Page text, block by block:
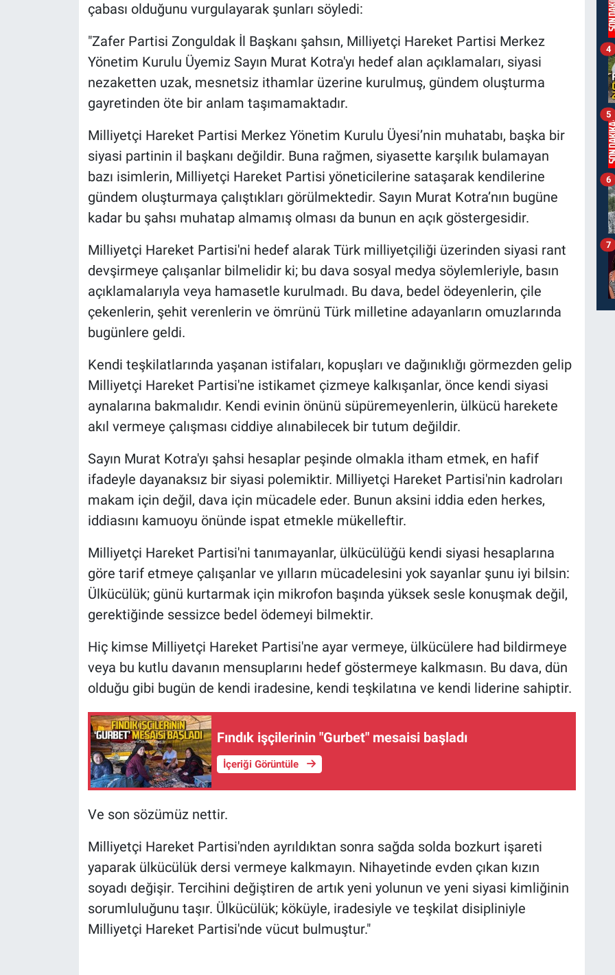
çabası olduğunu vurgulayarak şunları söyledi:
"Zafer Partisi Zonguldak İl Başkanı şahsın, Milliyetçi Hareket Partisi Merkez
Yönetim Kurulu Üyemiz Sayın Murat Kotra'yı hedef alan açıklamaları, siyasi
nezaketten uzak, mesnetsiz ithamlar üzerine kurulmuş, gündem oluşturma
gayretinden öte bir anlam taşımamaktadır.
Milliyetçi Hareket Partisi Merkez Yönetim Kurulu Üyesi’nin muhatabı, başka bir
siyasi partinin il başkanı değildir. Buna rağmen, siyasette karşılık bulamayan
bazı isimlerin, Milliyetçi Hareket Partisi yöneticilerine sataşarak kendilerine
gündem oluşturmaya çalıştıkları görülmektedir. Sayın Murat Kotra’nın bugüne
kadar bu şahsı muhatap almamış olması da bunun en açık göstergesidir.
Milliyetçi Hareket Partisi'ni hedef alarak Türk milliyetçiliği üzerinden siyasi rant
devşirmeye çalışanlar bilmelidir ki; bu dava sosyal medya söylemleriyle, basın
açıklamalarıyla veya hamasetle kurulmadı. Bu dava, bedel ödeyenlerin, çile
çekenlerin, şehit verenlerin ve ömrünü Türk milletine adayanların omuzlarında
bugünlere geldi.
Kendi teşkilatlarında yaşanan istifaları, kopuşları ve dağınıklığı görmezden gelip
Milliyetçi Hareket Partisi'ne istikamet çizmeye kalkışanlar, önce kendi siyasi
aynalarına bakmalıdır. Kendi evinin önünü süpüremeyenlerin, ülkücü harekete
akıl vermeye çalışması ciddiye alınabilecek bir tutum değildir.
Sayın Murat Kotra'yı şahsi hesaplar peşinde olmakla itham etmek, en hafif
ifadeyle dayanaksız bir siyasi polemiktir. Milliyetçi Hareket Partisi'nin kadroları
makam için değil, dava için mücadele eder. Bunun aksini iddia eden herkes,
iddiasını kamuoyu önünde ispat etmekle mükelleftir.
Milliyetçi Hareket Partisi'ni tanımayanlar, ülkücülüğü kendi siyasi hesaplarına
göre tarif etmeye çalışanlar ve yılların mücadelesini yok sayanlar şunu iyi bilsin:
Ülkücülük; günü kurtarmak için mikrofon başında yüksek sesle konuşmak değil,
gerektiğinde sessizce bedel ödemeyi bilmektir.
Hiç kimse Milliyetçi Hareket Partisi'ne ayar vermeye, ülkücülere had bildirmeye
veya bu kutlu davanın mensuplarını hedef göstermeye kalkmasın. Bu dava, dün
olduğu gibi bugün de kendi iradesine, kendi teşkilatına ve kendi liderine sahiptir.
Fındık işçilerinin "Gurbet" mesaisi başladı
İçeriği Görüntüle
Ve son sözümüz nettir.
Milliyetçi Hareket Partisi'nden ayrıldıktan sonra sağda solda bozkurt işareti
yaparak ülkücülük dersi vermeye kalkmayın. Nihayetinde evden çıkan kızın
soyadı değişir. Tercihini değiştiren de artık yeni yolunun ve yeni siyasi kimliğinin
sorumluluğunu taşır. Ülkücülük; köküyle, iradesiyle ve teşkilat disipliniyle
Milliyetçi Hareket Partisi'nde vücut bulmuştur."
4
5
6
7